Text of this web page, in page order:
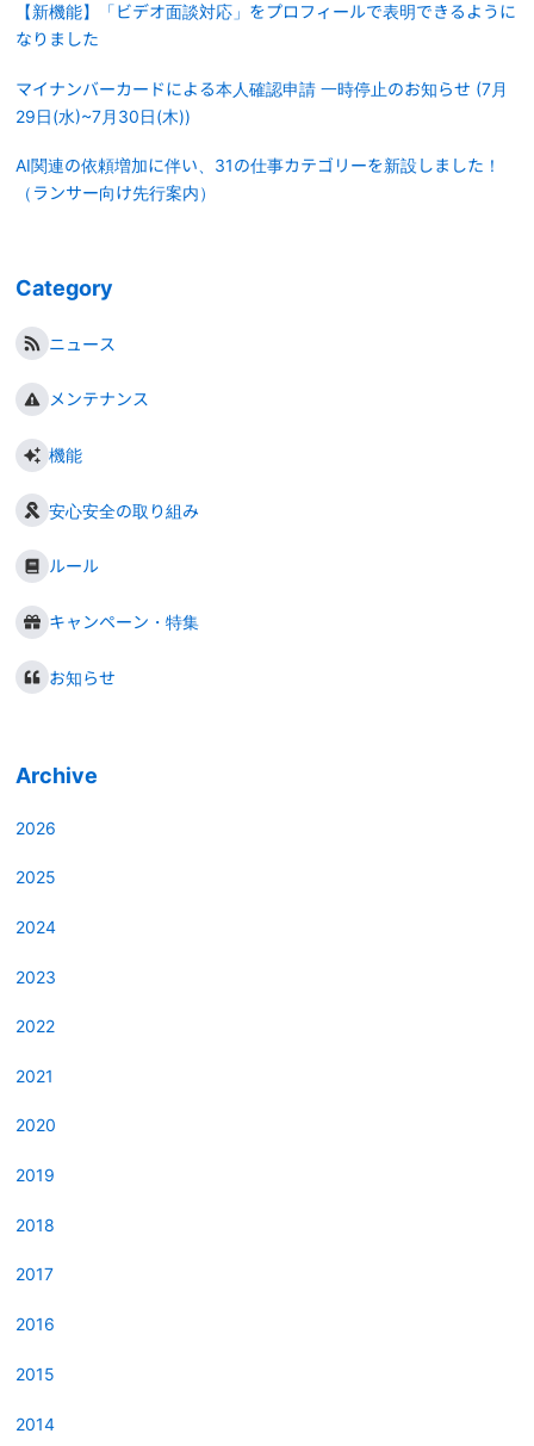
【新機能】「ビデオ面談対応」をプロフィールで表明できるように
なりました
マイナンバーカードによる本人確認申請 一時停止のお知らせ (7月
29日(水)~7月30日(木))
AI関連の依頼増加に伴い、31の仕事カテゴリーを新設しました！
（ランサー向け先行案内）
Category
ニュース
メンテナンス
機能
安心安全の取り組み
ルール
キャンペーン・特集
お知らせ
Archive
2026
2025
2024
2023
2022
2021
2020
2019
2018
2017
2016
2015
2014